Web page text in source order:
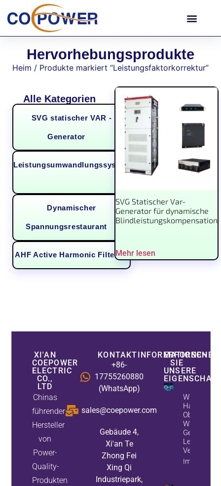
Hervorhebungsprodukte
Heim / Produkte markiert “Leistungsfaktorkorrektur”
Alle Kategorien
SVG statischer VAR -
Generator (7)
Leistungsumwandlungssystem
Dynamischer
Spannungsrestaurant (1)
AHF Active Harmonic Filter (7)
SVG Statischer Var-
Generator für dynamische
Blindleistungskompensation
Mehr lesen
XI'AN
COEPOWER
ELECTRIC
CO.,
LTD
Chinas
führender
Hersteller
von
Power-
Quality-
Produkten
KONTAKTINFORMATIONEN
+86-
17755260880
(WhatsApp)
sales@coepower.com
Gebäude 4,
Xi'an Te
Zhong Fei
Xing Qi
Industriepark,
ERFORSCHEN
SIE
UNSERE
Wie Aktive
Oberwellen
Während
Verbessern